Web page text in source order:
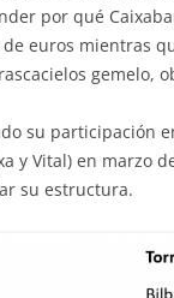
por qué
euros mientras
gemelo,
su participación
y Vital) en marzo
su estructura.